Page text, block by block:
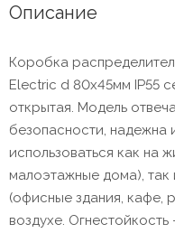
Описание
Коробка
Electric d 80х45мм IP55
открытая. Модель
безопасности, надежна
использоваться как на
малоэтажные дома),
(офисные здания, кафе,
воздухе.